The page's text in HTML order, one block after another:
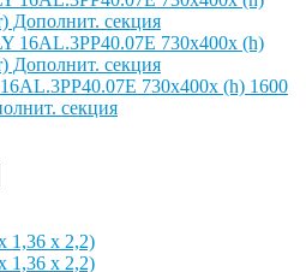
730х400х (h) 1600
секция